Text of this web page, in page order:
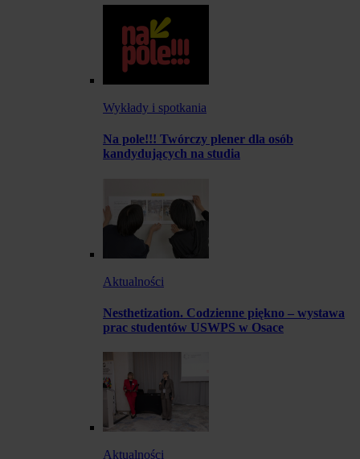
Wykłady i spotkania
Na pole!!! Twórczy plener dla osób
kandydujących na studia
Aktualności
Nesthetization. Codzienne piękno – wystawa
prac studentów USWPS w Osace
Aktualności